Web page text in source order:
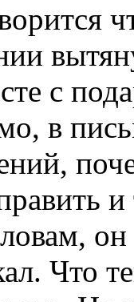
с
в
Что